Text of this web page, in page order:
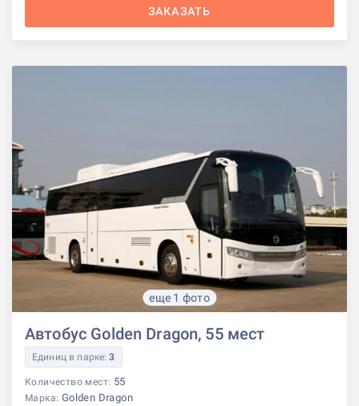
ЗАКАЗАТЬ
еще 1 фото
Автобус Golden Dragon, 55 мест
Единиц в парке:3
Количество мест: 55
Марка: Golden Dragon